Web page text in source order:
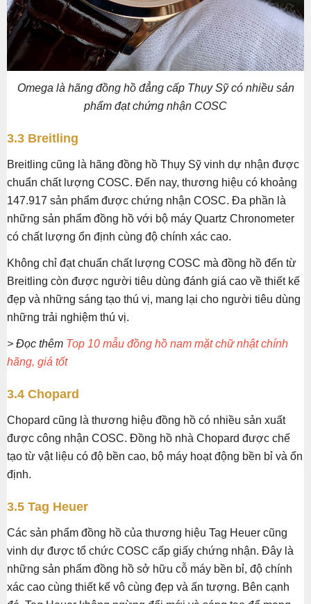
Omega là hãng đồng hồ đẳng cấp Thụy Sỹ có nhiều sản
phẩm đạt chứng nhận COSC
3.3 Breitling
Breitling cũng là hãng đồng hồ Thụy Sỹ vinh dự nhận được
chuẩn chất lượng COSC. Đến nay, thương hiệu có khoảng
147.917 sản phẩm được chứng nhận COSC. Đa phần là
những sản phẩm đồng hồ với bộ máy Quartz Chronometer
có chất lượng ổn định cùng độ chính xác cao.
Không chỉ đạt chuẩn chất lượng COSC mà đồng hồ đến từ
Breitling còn được người tiêu dùng đánh giá cao về thiết kế
đẹp và những sáng tạo thú vị, mang lại cho người tiêu dùng
những trải nghiệm thú vị.
> Đọc thêm Top 10 mẫu đồng hồ nam mặt chữ nhật chính
hãng, giá tốt
3.4 Chopard
Chopard cũng là thương hiệu đồng hồ có nhiều sản xuất
được công nhận COSC. Đồng hồ nhà Chopard được chế
tạo từ vật liệu có độ bền cao, bộ máy hoạt động bền bỉ và ổn
định.
3.5 Tag Heuer
Các sản phẩm đồng hồ của thương hiệu Tag Heuer cũng
vinh dự được tổ chức COSC cấp giấy chứng nhận. Đây là
những sản phẩm đồng hồ sở hữu cỗ máy bền bỉ, độ chính
xác cao cùng thiết kế vô cùng đẹp và ấn tượng. Bên cạnh